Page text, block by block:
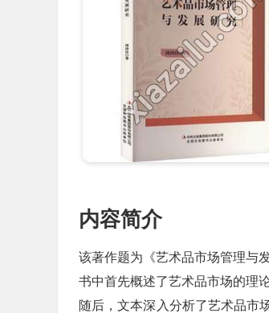
内容简介
该著作题为《艺术品市场管理与
书中首先概述了艺术品市场的理
随后，文本深入分析了艺术品市